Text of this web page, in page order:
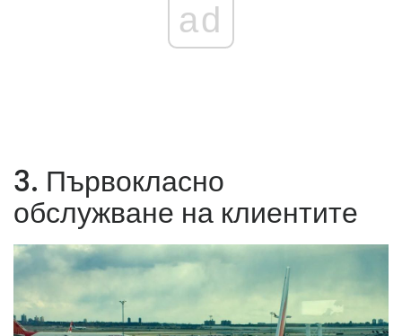
ad
3. Първокласно
обслужване на клиентите